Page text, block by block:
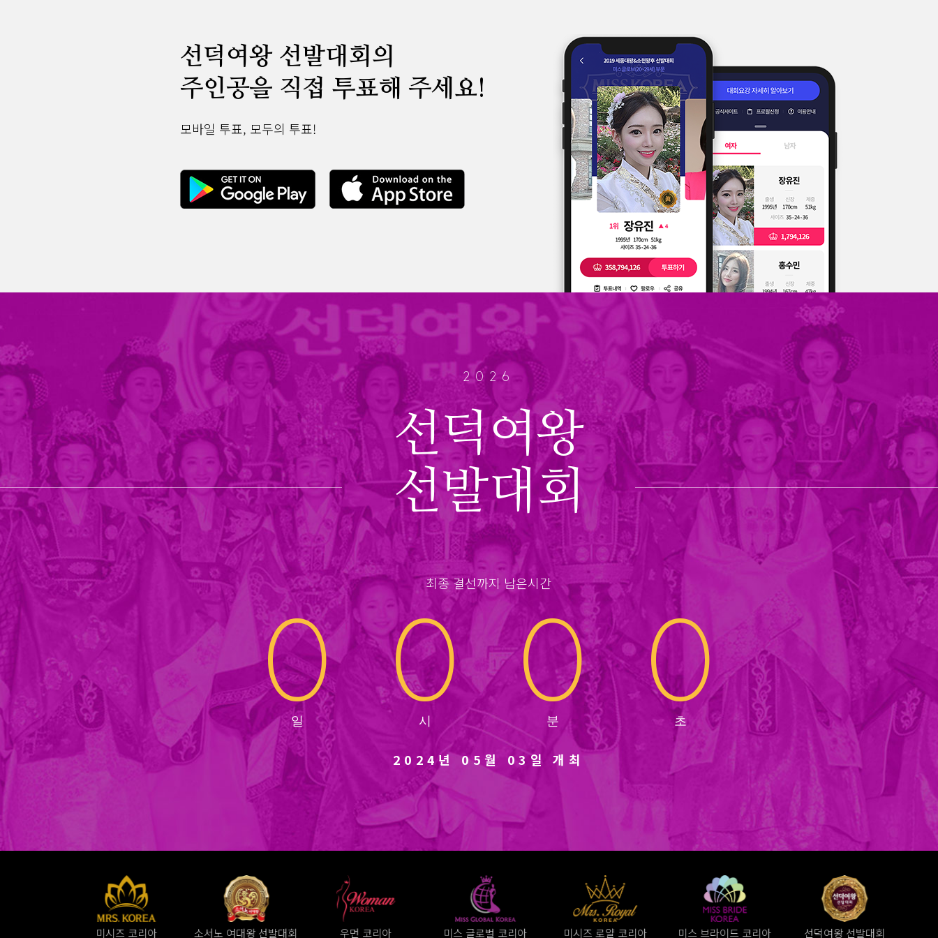
선덕여왕 선발대회의
주인공을 직접 투표해 주세요!
모바일 투표, 모두의 투표!
2026
선덕여왕
선발대회
최종 결선까지 남은시간
0 0 0 0
2024년 05월 03일 개최
미시즈 코리아 소서노 여대왕 선발대회 우먼 코리아 미스 글로벌 코리아 미시즈 로얄 코리아 미스 브라이드 코리아 선덕여왕 선발대회